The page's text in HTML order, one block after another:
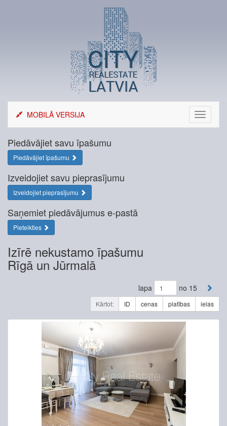
Toggle
MOBILĀ VERSIJA
Piedāvājiet savu īpašumu
Piedāvājiet īpašumu
Izveidojiet savu pieprasījumu
Izveidojiet pieprasījumu
Saņemiet piedāvājumus e-pastā
Pieteikties
Izīrē nekustamo īpašumu
Rīgā un Jūrmalā
lapa no 15
Kārtot: ID cenas platības ielas